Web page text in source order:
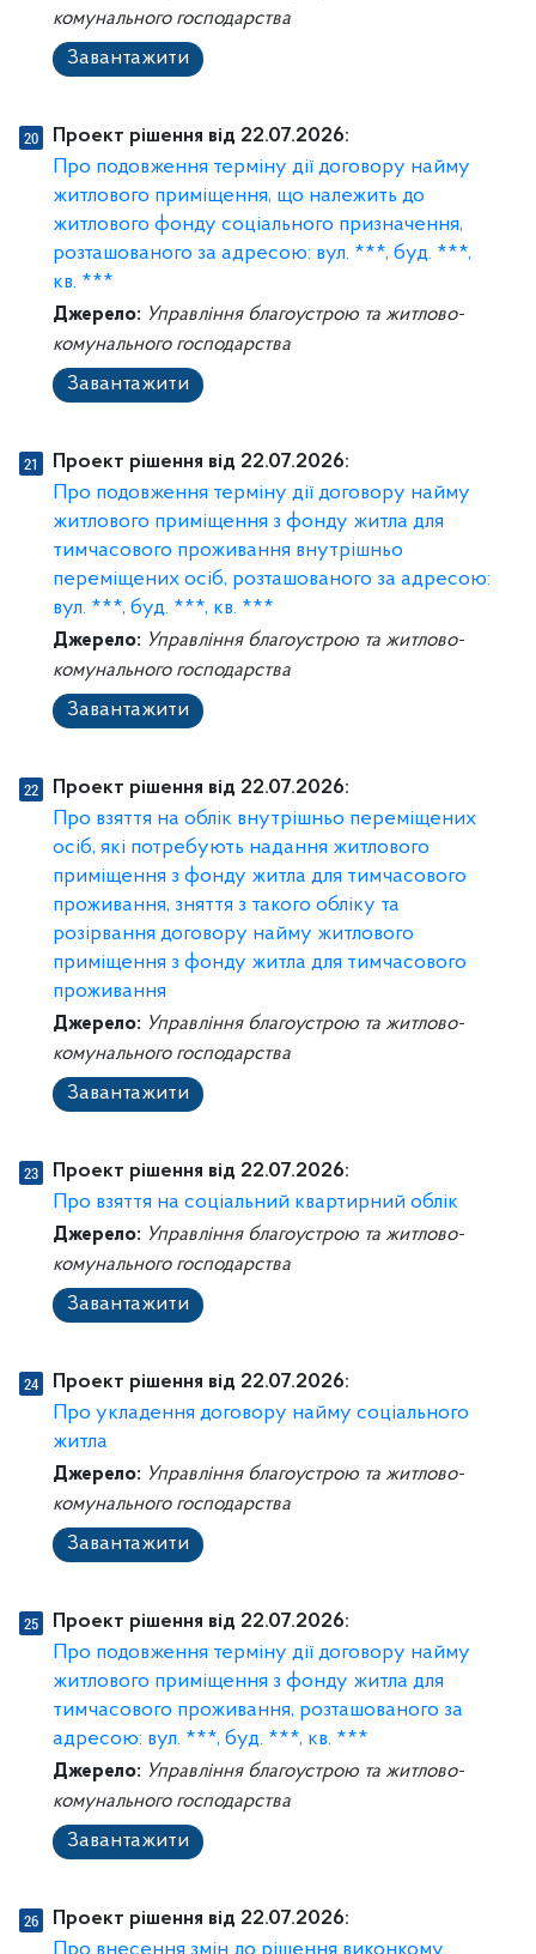
комунального господарства
Завантажити
Проект рішення від 22.07.2026:
Про подовження терміну дії договору найму
житлового приміщення, що належить до
житлового фонду соціального призначення,
розташованого за адресою: вул. ***, буд. ***,
кв. ***
Джерело: Управління благоустрою та житлово-
комунального господарства
Завантажити
Проект рішення від 22.07.2026:
Про подовження терміну дії договору найму
житлового приміщення з фонду житла для
тимчасового проживання внутрішньо
переміщених осіб, розташованого за адресою:
вул. ***, буд. ***, кв. ***
Джерело: Управління благоустрою та житлово-
комунального господарства
Завантажити
Проект рішення від 22.07.2026:
Про взяття на облік внутрішньо переміщених
осіб, які потребують надання житлового
приміщення з фонду житла для тимчасового
проживання, зняття з такого обліку та
розірвання договору найму житлового
приміщення з фонду житла для тимчасового
проживання
Джерело: Управління благоустрою та житлово-
комунального господарства
Завантажити
Проект рішення від 22.07.2026:
Про взяття на соціальний квартирний облік
Джерело: Управління благоустрою та житлово-
комунального господарства
Завантажити
Проект рішення від 22.07.2026:
Про укладення договору найму соціального
житла
Джерело: Управління благоустрою та житлово-
комунального господарства
Завантажити
Проект рішення від 22.07.2026:
Про подовження терміну дії договору найму
житлового приміщення з фонду житла для
тимчасового проживання, розташованого за
адресою: вул. ***, буд. ***, кв. ***
Джерело: Управління благоустрою та житлово-
комунального господарства
Завантажити
Проект рішення від 22.07.2026: